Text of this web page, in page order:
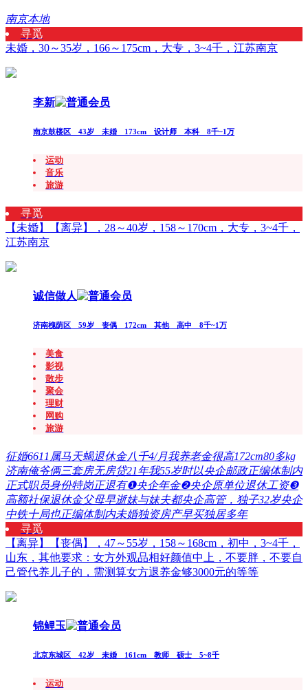
南京本地
寻觅
未婚，30～35岁，166～175cm，大专，3~4千，江苏南京
李新
南京鼓楼区 43岁 未婚 173cm 设计师 本科 8千~1万
运动
音乐
旅游
寻觅
【未婚】【离异】，28～40岁，158～170cm，大专，3~4千，
江苏南京
诚信做人
济南槐荫区 59岁 丧偶 172cm 其他 高中 8千~1万
美食
影视
散步
聚会
理财
网购
旅游
征婚6611属马天蝎退休金八千4/月我养老金很高172cm80多kg
济南俺爷俩三套房无房贷21年我55岁时以央企邮政正编体制内
正式职员身份特岗正退有❶央企年金❷央企原单位退休工资❸
高额社保退休金父母早逝妹与妹夫都央企高管，独子32岁央企
中铁十局也正编体制内未婚独资房产早买独居多年
寻觅
【离异】【丧偶】，47～55岁，158～168cm，初中，3~4千，
山东，其他要求：女方外观品相好颜值中上，不要胖，不要自
己管代养儿子的，需测算女方退养金够3000元的等等
锦鲤玉
北京东城区 42岁 未婚 161cm 教师 硕士 5~8千
运动